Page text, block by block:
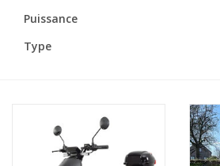
Blog
Puissance
Type